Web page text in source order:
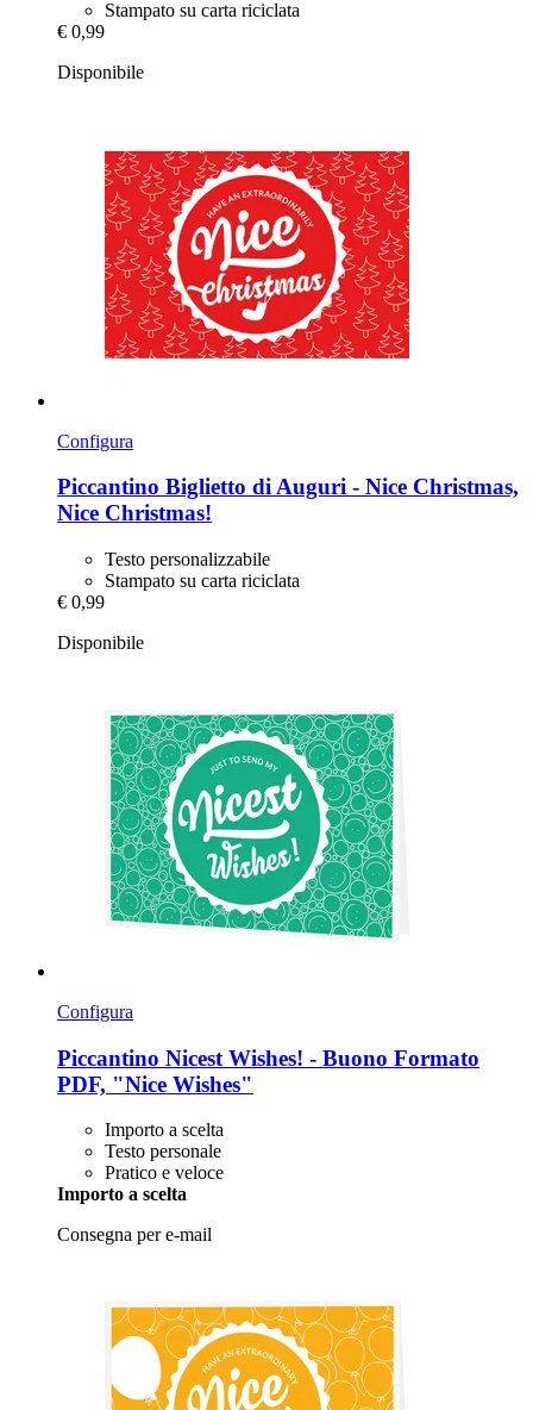
Stampato su carta riciclata
€ 0,99
Disponibile
Configura
Piccantino Biglietto di Auguri -​ Nice Christmas,
Nice Christmas!
Testo personalizzabile
Stampato su carta riciclata
€ 0,99
Disponibile
Configura
Piccantino Nicest Wishes! -​ Buono Formato
PDF, "Nice Wishes"
Importo a scelta
Testo personale
Pratico e veloce
Importo a scelta
Consegna per e-mail